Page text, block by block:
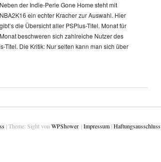
Neben der Indie-Perle Gone Home steht mit
NBA2K16 ein echter Kracher zur Auswahl. Hier
gibt’s die Übersicht aller PSPlus-Titel. Monat für
Monat beschweren sich zahlreiche Nutzer des
Titel. Die Kritik: Nur selten kann man sich über
|Theme: Sight von WPShower. |Impressum |Haftungsausschluss